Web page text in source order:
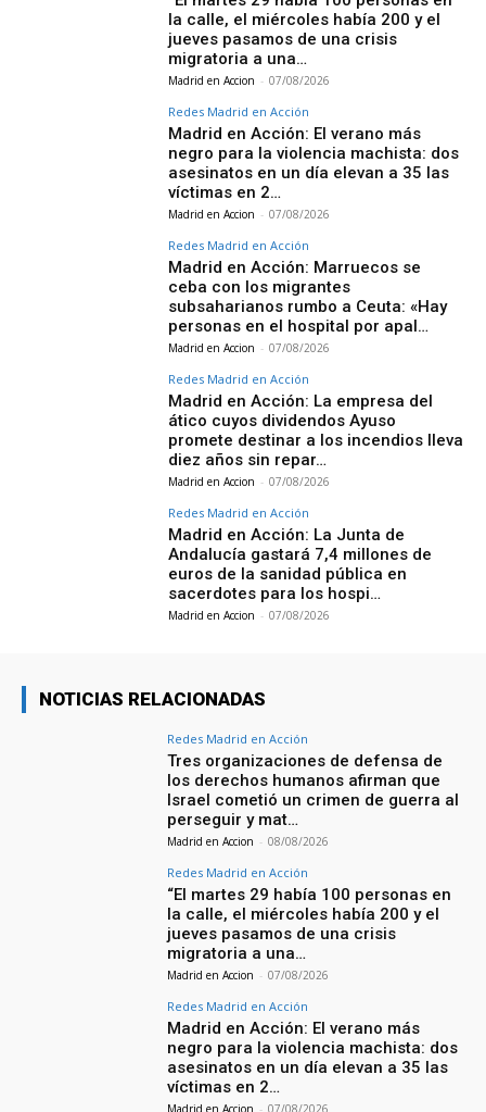
la calle, el miércoles había 200 y el
jueves pasamos de una crisis
migratoria a una…
Madrid en Accion - 07/08/2026
Redes Madrid en Acción
Madrid en Acción: El verano más
negro para la violencia machista: dos
asesinatos en un día elevan a 35 las
víctimas en 2…
Madrid en Accion - 07/08/2026
Redes Madrid en Acción
Madrid en Acción: Marruecos se
ceba con los migrantes
subsaharianos rumbo a Ceuta: «Hay
personas en el hospital por apal…
Madrid en Accion - 07/08/2026
Redes Madrid en Acción
Madrid en Acción: La empresa del
ático cuyos dividendos Ayuso
promete destinar a los incendios lleva
diez años sin repar…
Madrid en Accion - 07/08/2026
Redes Madrid en Acción
Madrid en Acción: La Junta de
Andalucía gastará 7,4 millones de
euros de la sanidad pública en
sacerdotes para los hospi…
Madrid en Accion - 07/08/2026
NOTICIAS RELACIONADAS
Redes Madrid en Acción
Tres organizaciones de defensa de
los derechos humanos afirman que
Israel cometió un crimen de guerra al
perseguir y mat…
Madrid en Accion - 08/08/2026
Redes Madrid en Acción
“El martes 29 había 100 personas en
la calle, el miércoles había 200 y el
jueves pasamos de una crisis
migratoria a una…
Madrid en Accion - 07/08/2026
Redes Madrid en Acción
Madrid en Acción: El verano más
negro para la violencia machista: dos
asesinatos en un día elevan a 35 las
víctimas en 2…